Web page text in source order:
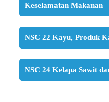
Keselamatan Makanan
NSC 22 Kayu, Produk
NSC 24 Kelapa Sawit